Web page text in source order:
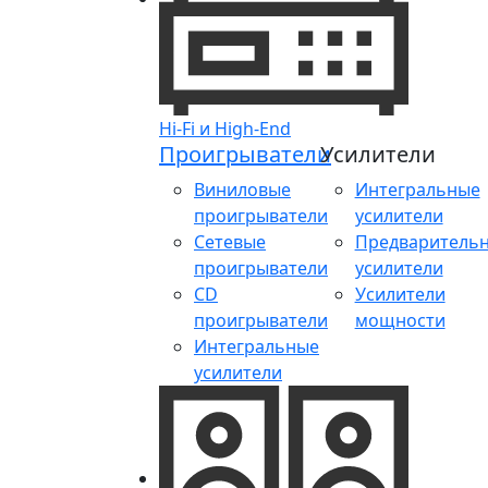
Hi-Fi и High-End
Проигрыватели
Виниловые
проигрыватели
Сетевые
проигрыватели
CD
проигрыватели
Интегральные
усилители
Усилители
Интегральные
усилители
усилители
Усилители
мощности